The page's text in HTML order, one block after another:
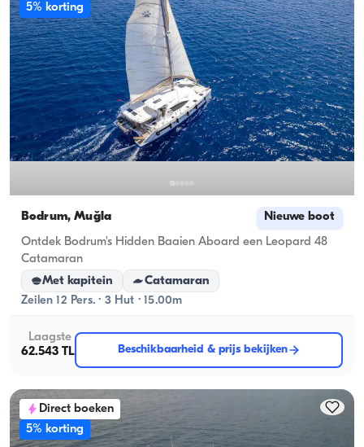
5% korting
Bodrum, Muğla Nieuwe boot
Ontdek Bodrum's Hidden Baaien Aboard een Leopard 48
Catamaran
Met kapitein
Catamaran
Zeilen 12 Pers. · 3 Hut · 15.00m
Laagste
62.543 TL
Beschikbaarheid & prijs bekijken
Direct boeken
5% korting